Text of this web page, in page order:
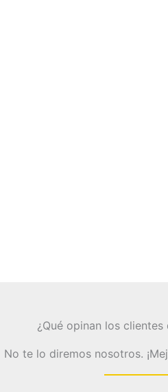
¿Qué opinan los clientes
No te lo diremos nosotros.